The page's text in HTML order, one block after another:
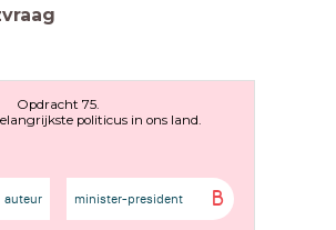
Opdracht 75.
politicus in ons land.
auteur B
minister-president